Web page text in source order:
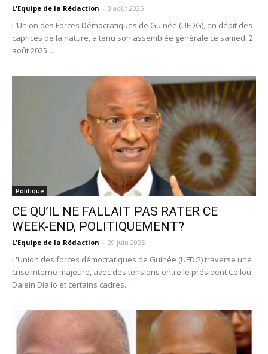
L'Equipe de la Rédaction - 3 août 2025
L’Union des Forces Démocratiques de Guinée (UFDG), en dépit des
caprices de la nature, a tenu son assemblée générale ce samedi 2
août 2025....
Politique
CE QU’IL NE FALLAIT PAS RATER CE
WEEK-END, POLITIQUEMENT?
L'Equipe de la Rédaction - 29 juin 2025
L'Union des forces démocratiques de Guinée (UFDG) traverse une
crise interne majeure, avec des tensions entre le président Cellou
Dalein Diallo et certains cadres...